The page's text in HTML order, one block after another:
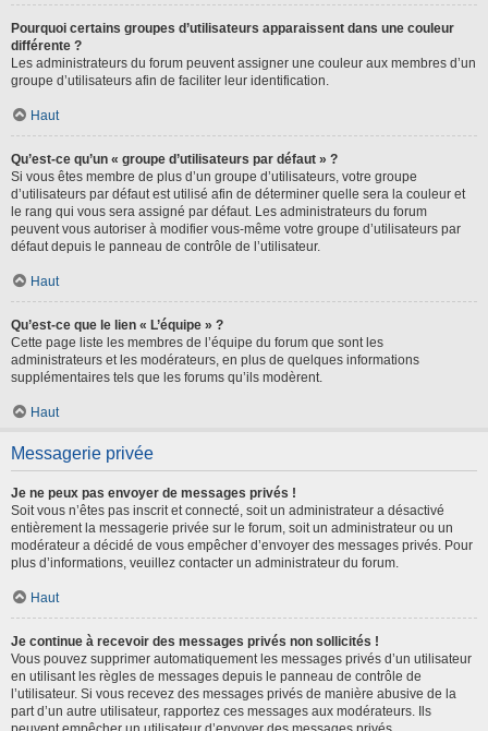
Pourquoi certains groupes d’utilisateurs apparaissent dans une couleur
différente ?
Les administrateurs du forum peuvent assigner une couleur aux membres d’un
groupe d’utilisateurs afin de faciliter leur identification.
Haut
Qu’est-ce qu’un « groupe d’utilisateurs par défaut » ?
Si vous êtes membre de plus d’un groupe d’utilisateurs, votre groupe
d’utilisateurs par défaut est utilisé afin de déterminer quelle sera la couleur et
le rang qui vous sera assigné par défaut. Les administrateurs du forum
peuvent vous autoriser à modifier vous-même votre groupe d’utilisateurs par
défaut depuis le panneau de contrôle de l’utilisateur.
Haut
Qu’est-ce que le lien « L’équipe » ?
Cette page liste les membres de l’équipe du forum que sont les
administrateurs et les modérateurs, en plus de quelques informations
supplémentaires tels que les forums qu’ils modèrent.
Haut
Messagerie privée
Je ne peux pas envoyer de messages privés !
Soit vous n’êtes pas inscrit et connecté, soit un administrateur a désactivé
entièrement la messagerie privée sur le forum, soit un administrateur ou un
modérateur a décidé de vous empêcher d’envoyer des messages privés. Pour
plus d’informations, veuillez contacter un administrateur du forum.
Haut
Je continue à recevoir des messages privés non sollicités !
Vous pouvez supprimer automatiquement les messages privés d’un utilisateur
en utilisant les règles de messages depuis le panneau de contrôle de
l’utilisateur. Si vous recevez des messages privés de manière abusive de la
part d’un autre utilisateur, rapportez ces messages aux modérateurs. Ils